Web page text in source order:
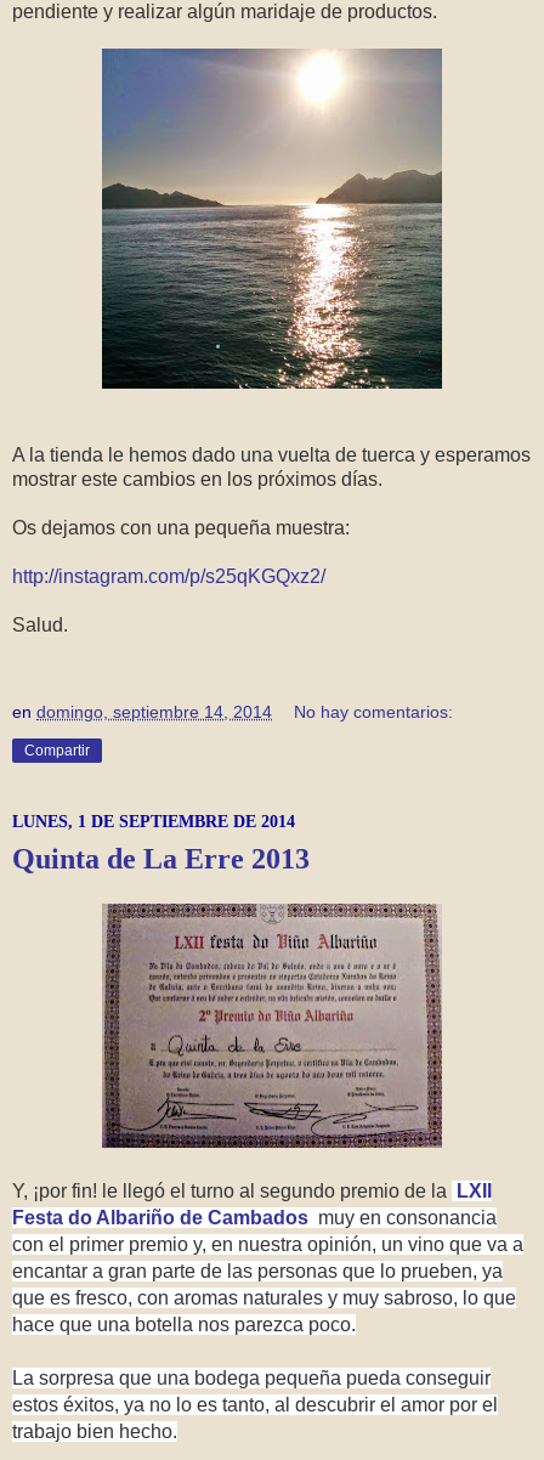
pendiente y realizar algún maridaje de productos.
A la tienda le hemos dado una vuelta de tuerca y esperamos
mostrar este cambios en los próximos días.
Os dejamos con una pequeña muestra:
http://instagram.com/p/s25qKGQxz2/
Salud.
en domingo, septiembre 14, 2014 No hay comentarios:
Compartir
LUNES, 1 DE SEPTIEMBRE DE 2014
Quinta de La Erre 2013
Y, ¡por fin! le llegó el turno al segundo premio de la
LXII
Festa do Albariño de Cambados muy en consonancia
con el primer premio y, en nuestra opinión, un vino que va a
encantar a gran parte de las personas que lo prueben, ya
que es fresco, con aromas naturales y muy sabroso, lo que
hace que una botella nos parezca poco.
La sorpresa que una bodega pequeña pueda conseguir
estos éxitos, ya no lo es tanto, al descubrir el amor por el
trabajo bien hecho.